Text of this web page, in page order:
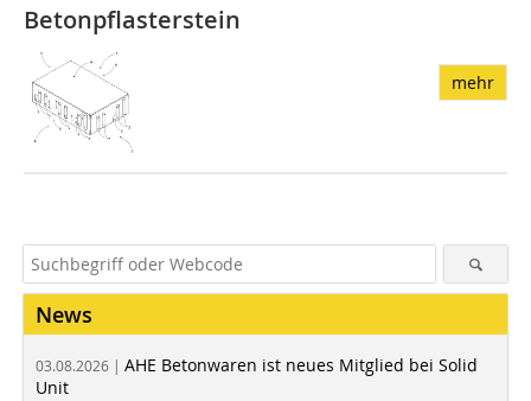
Betonpflasterstein
mehr
News
03.08.2026 | AHE Betonwaren ist neues Mitglied bei Solid
Unit